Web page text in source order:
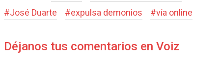
#José Duarte #expulsa demonios #vía online
Déjanos tus comentarios en Voiz